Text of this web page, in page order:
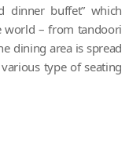
dinner buffet” which
world – from tandoori
dining area is spread
type of seating